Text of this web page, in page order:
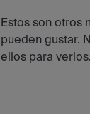
Estos son otros
pueden gustar.
ellos para verlos.